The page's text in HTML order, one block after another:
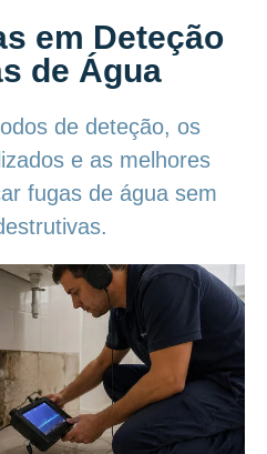
em Deteção
de Água
de deteção, os
e as melhores
fugas de água sem